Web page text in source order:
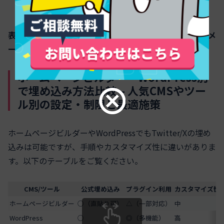
ブラウザ設定の見直しが必要です
表示順の問題やデザイン調整は、カスタマイズ用のパラメ
ータやCSS追加で改善できます。
ホームページビルダー・WordPress別
で埋め込み方法比較 – 人気CMSやツー
ル別の設定・制限と最適施策
ホームページビルダーやWordPressでもTwitter/Xの埋め
込みは可能ですが、手順やカスタマイズ性に違いがありま
す。以下のテーブルをご覧ください。
CMS/ツール 公式埋め込み プラグイン利用 カスタマイズ性
ホームページビルダー ○（直貼り可） △（一部対応） 中
WordPress
○ ◎（多機能） 高